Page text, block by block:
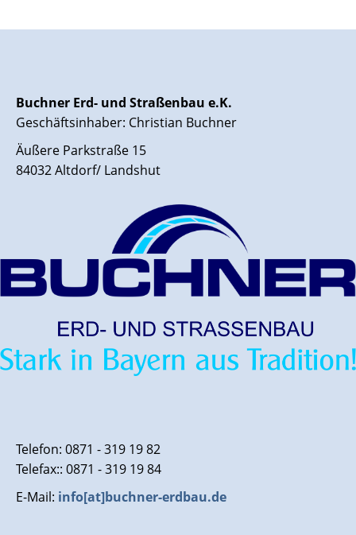
Buchner Erd- und Straßenbau e.K.
Geschäftsinhaber: Christian Buchner
Äußere Parkstraße 15
84032 Altdorf/ Landshut
Telefon: 0871 - 319 19 82
Telefax:: 0871 - 319 19 84
E-Mail: info[at]buchner-erdbau.de